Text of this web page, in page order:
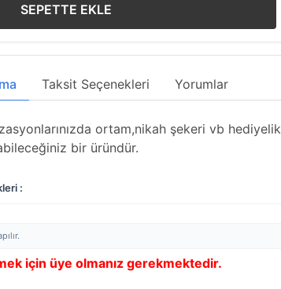
SEPETTE EKLE
Taksit Seçenekleri Yorumlar
ortam,nikah şekeri vb hediyelik
bir üründür.
:
için üye olmanız gerekmektedir.